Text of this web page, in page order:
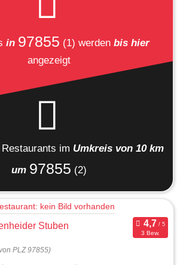
in 97855 (1) werden bis hier
angezeigt
Restaurants im Umkreis von 10 km
um 97855 (2)
Stuben
3 Bew.
PLZ 97855)